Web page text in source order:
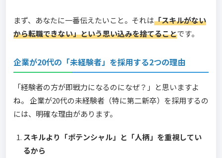
まず、あなたに一番伝えたいこと。それは「スキルがない
から転職できない」という思い込みを捨てることです。
企業が20代の「未経験者」を採用する2つの理由
「経験者の方が即戦力になるのになぜ？」と思いますよ
ね。 企業が20代の未経験者（特に第二新卒）を採用するの
には、明確な理由があります。
スキルより「ポテンシャル」と「人柄」を重視してい
るから